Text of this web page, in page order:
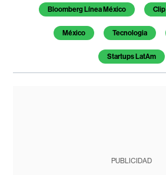
Temas de este artículo
Bloomberg Línea México Clip
México Tecnologia
Startups LatAm
PUBLICIDAD